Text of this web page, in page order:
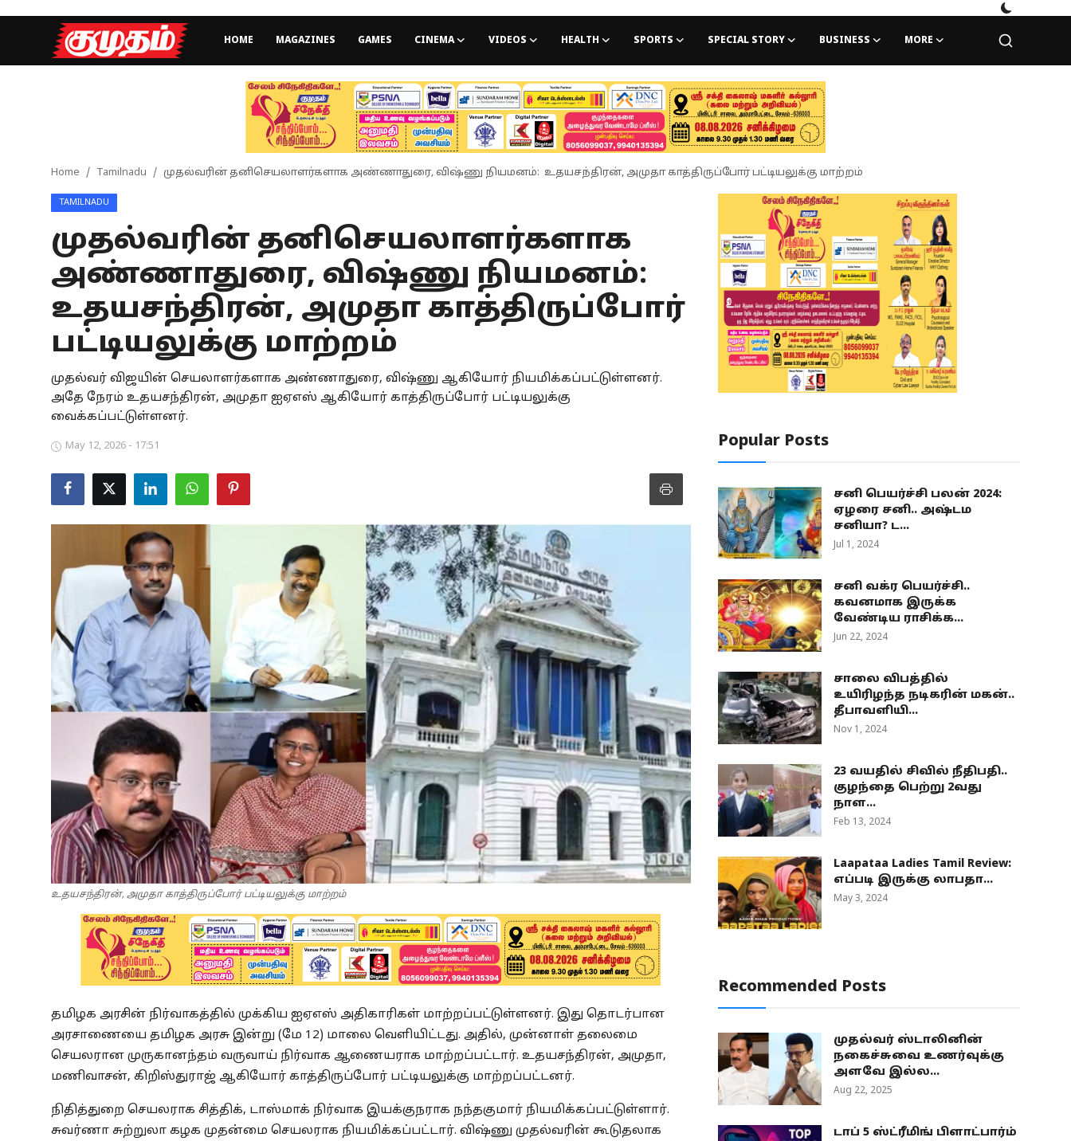
HOME MAGAZINES GAMES CINEMA VIDEOS HEALTH SPORTS SPECIAL STORY BUSINESS MORE
Games
Health
Special Story
Business
Tamilnadu
National
Spirituality
Weather
Home Tamilnadu முதல்வரின் தனிசெயலாளர்களாக அண்ணாதுரை, விஷ்ணு நியமனம்: உதயசந்திரன், அமுதா காத்திருப்போர் பட்டியலுக்கு மாற்றம்
TAMILNADU
முதல்வரின் தனிசெயலாளர்களாக
அண்ணாதுரை, விஷ்ணு நியமனம்:
உதயசந்திரன், அமுதா காத்திருப்போர்
பட்டியலுக்கு மாற்றம்
முதல்வர் விஜயின் செயலாளர்களாக அண்ணாதுரை, விஷ்ணு ஆகியோர் நியமிக்கப்பட்டுள்ளனர்.
அதே நேரம் உதயசந்திரன், அமுதா ஐஏஎஸ் ஆகியோர் காத்திருப்போர் பட்டியலுக்கு
வைக்கப்பட்டுள்ளனர்.
May 12, 2026 - 17:51
உதயசந்திரன், அமுதா காத்திருப்போர் பட்டியலுக்கு மாற்றம்
தமிழக அரசின் நிர்வாகத்தில் முக்கிய ஐஏஎஸ் அதிகாரிகள் மாற்றப்பட்டுள்ளனர். இது தொடர்பான
அரசாணையை தமிழக அரசு இன்று (மே 12) மாலை வெளியிட்டது. அதில், முன்னாள் தலைமை
செயலரான முருகானந்தம் வருவாய் நிர்வாக ஆணையராக மாற்றப்பட்டார். உதயசந்திரன், அமுதா,
மணிவாசன், கிறிஸ்துராஜ் ஆகியோர் காத்திருப்போர் பட்டியலுக்கு மாற்றப்பட்டனர்.
நிதித்துறை செயலராக சித்திக், டாஸ்மாக் நிர்வாக இயக்குநராக நந்தகுமார் நியமிக்கப்பட்டுள்ளார்.
சுவர்ணா சுற்றுலா கழக முதன்மை செயலராக நியமிக்கப்பட்டார். விஷ்ணு முதல்வரின் கூடுதலாக
Popular Posts
சனி பெயர்ச்சி பலன் 2024:
ஏழரை சனி.. அஷ்டம
சனியா? ட...
Jul 1, 2024
சனி வக்ர பெயர்ச்சி..
கவனமாக இருக்க
வேண்டிய ராசிக்க...
Jun 22, 2024
சாலை விபத்தில்
உயிரிழந்த நடிகரின் மகன்..
தீபாவளியி...
Nov 1, 2024
23 வயதில் சிவில் நீதிபதி..
குழந்தை பெற்று 2வது
நாள...
Feb 13, 2024
Laapataa Ladies Tamil Review:
எப்படி இருக்கு லாபதா...
May 3, 2024
Recommended Posts
முதல்வர் ஸ்டாலினின்
நகைச்சுவை உணர்வுக்கு
அளவே இல்ல...
Aug 22, 2025
டாப் 5 ஸ்ட்ரீமிங் பிளாட்பார்ம்